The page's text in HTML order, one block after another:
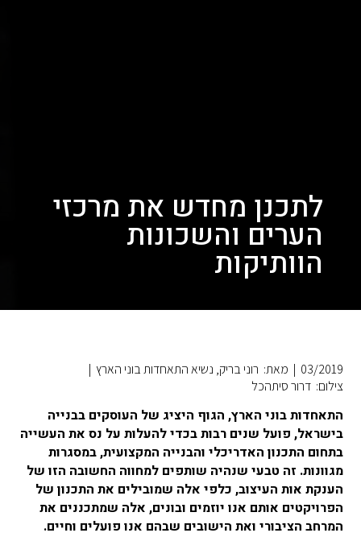
לתכנן מחדש את מרכזי
הערים והשכונות
הוותיקות
03/2019
| מאת: רוני בריק, נשיא התאחדות בוני הארץ |
צילום: דרור סיתהכל
התאחדות בוני הארץ, הגוף היציג של העוסקים בבנייה
בישראל, פועל שנים רבות בכדי להעלות על נס את העשייה
בתחום התכנון האדריכלי והבנייה המקצועית, במסגרות
מגוונות. זה טבעי שנהיה שותפים למחווה החשובה הזו של
הענקת אות העיצוב, כלפי אלה שמובילים את התכנון של
הפרויקטים אותם אנו יוזמים ובונים, אלה שמתכננים את
המרחב הציבורי ואת הישובים שבהם אנו פועלים וחיים.